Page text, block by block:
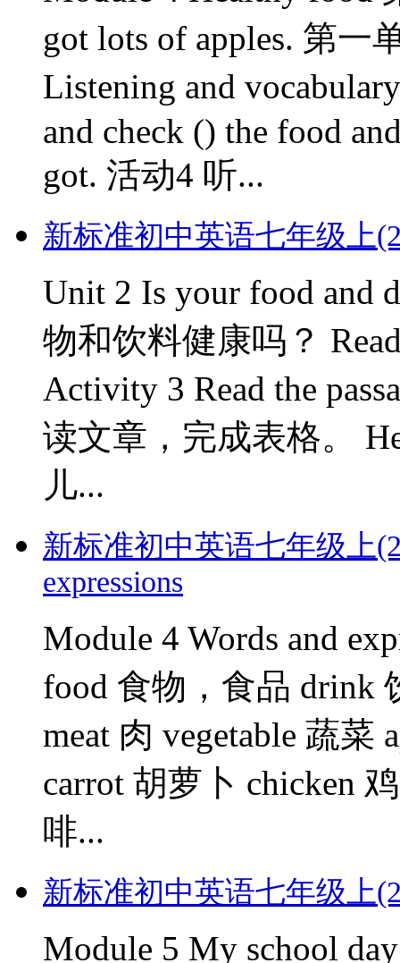
got lots of apples. 第一
Listening and
and check () the food
got. 活动4 听...
新标准初中英语七年级上
Unit 2 Is your food and
物和饮料健康吗？
Activity 3 Read the
读文章，完成表格。
儿...
新标准初中英语七年级上
expressions
Module 4 Words and
food 食物，食品 drink
meat 肉 vegetable 蔬菜
carrot 胡萝卜 chicken
啡...
新标准初中英语七年级上
Module 5 My school